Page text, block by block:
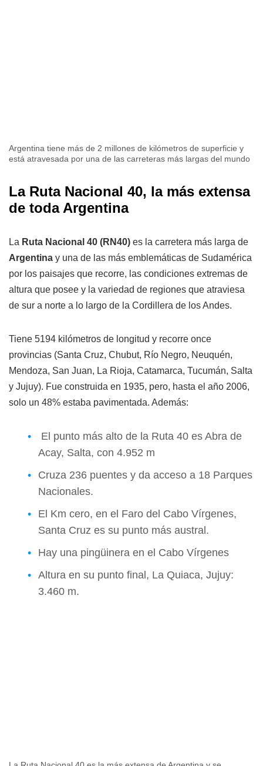
Argentina tiene más de 2 millones de kilómetros de superficie y
está atravesada por una de las carreteras más largas del mundo
La Ruta Nacional 40, la más extensa
de toda Argentina
La Ruta Nacional 40 (RN40) es la carretera más larga de
Argentina y una de las más emblemáticas de Sudamérica
por los paisajes que recorre, las condiciones extremas de
altura que posee y la variedad de regiones que atraviesa
de sur a norte a lo largo de la Cordillera de los Andes.
Tiene 5194 kilómetros de longitud y recorre once
provincias (Santa Cruz, Chubut, Río Negro, Neuquén,
Mendoza, San Juan, La Rioja, Catamarca, Tucumán, Salta
y Jujuy). Fue construida en 1935, pero, hasta el año 2006,
solo un 48% estaba pavimentada. Además:
El punto más alto de la Ruta 40 es Abra de
Acay, Salta, con 4.952 m
Cruza 236 puentes y da acceso a 18 Parques
Nacionales.
El Km cero, en el Faro del Cabo Vírgenes,
Santa Cruz es su punto más austral.
Hay una pingüinera en el Cabo Vírgenes
Altura en su punto final, La Quiaca, Jujuy:
3.460 m.